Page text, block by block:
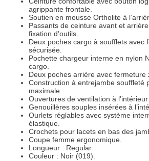
agrippante frontale.
Soutien en mousse Ortholite à
Passants de ceinture avant et
fixation d’outils.
Deux poches cargo à soufflets avec
sécurisée.
Pochette chargeur interne en nylon
cargo.
Deux poches arrière avec fermeture
Construction à entrejambe souffleté
maximale.
Ouvertures de ventilation à
Genouillères souples insérées à
Ourlets réglables avec système
élastique.
Crochets pour lacets en bas des
Coupe femme ergonomique.
Longueur : Regular.
Couleur : Noir (019).